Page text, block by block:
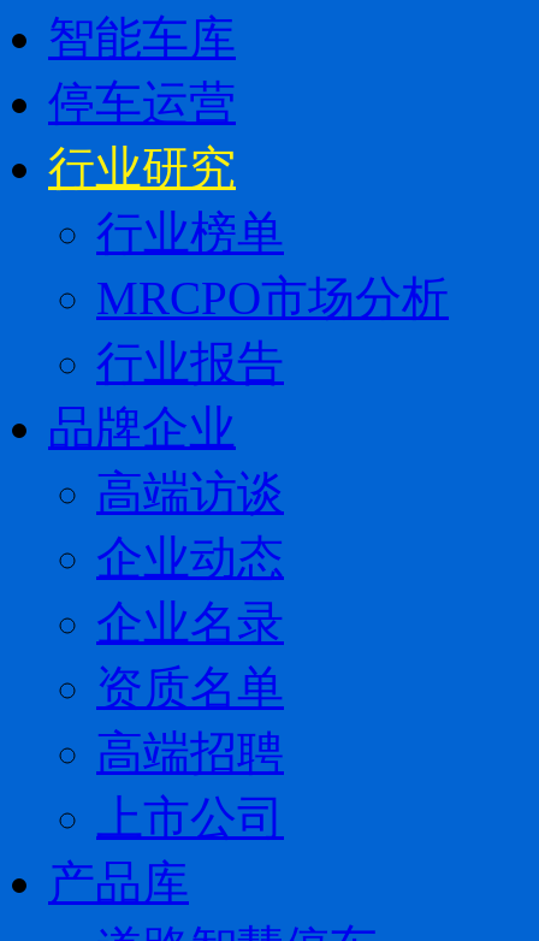
智能车库
停车运营
行业研究
行业榜单
MRCPO市场分析
行业报告
品牌企业
高端访谈
企业动态
企业名录
资质名单
高端招聘
上市公司
产品库